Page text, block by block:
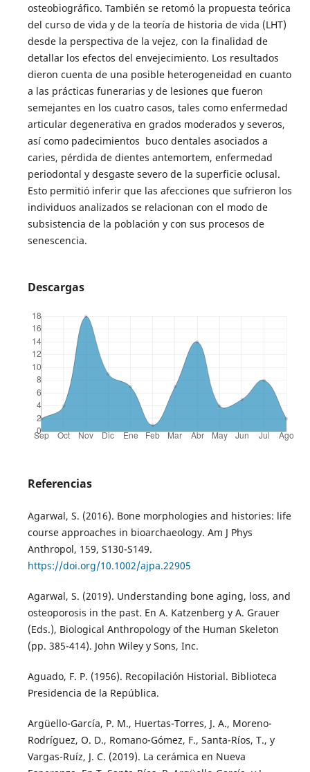
osteobiográfico. También se retomó la propuesta teórica
del curso de vida y de la teoría de historia de vida (LHT)
desde la perspectiva de la vejez, con la finalidad de
detallar los efectos del envejecimiento. Los resultados
dieron cuenta de una posible heterogeneidad en cuanto
a las prácticas funerarias y de lesiones que fueron
semejantes en los cuatro casos, tales como enfermedad
articular degenerativa en grados moderados y severos,
así como padecimientos buco dentales asociados a
caries, pérdida de dientes antemortem, enfermedad
periodontal y desgaste severo de la superficie oclusal.
Esto permitió inferir que las afecciones que sufrieron los
individuos analizados se relacionan con el modo de
subsistencia de la población y con sus procesos de
senescencia.
Descargas
Referencias
Agarwal, S. (2016). Bone morphologies and histories: life
course approaches in bioarchaeology. Am J Phys
Anthropol, 159, S130-S149.
https://doi.org/10.1002/ajpa.22905
Agarwal, S. (2019). Understanding bone aging, loss, and
osteoporosis in the past. En A. Katzenberg y A. Grauer
(Eds.), Biological Anthropology of the Human Skeleton
(pp. 385-414). John Wiley y Sons, Inc.
Aguado, F. P. (1956). Recopilación Historial. Biblioteca
Presidencia de la República.
Argüello-García, P. M., Huertas-Torres, J. A., Moreno-
Rodríguez, O. D., Romano-Gómez, F., Santa-Ríos, T., y
Vargas-Ruíz, J. C. (2019). La cerámica en Nueva